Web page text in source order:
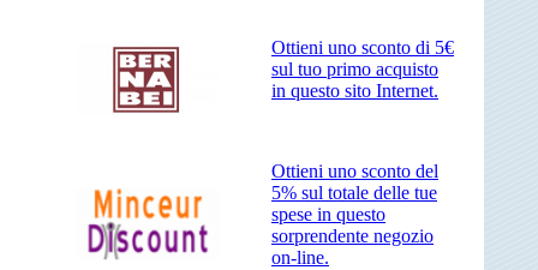
Ottieni uno sconto di 5€
sul tuo primo acquisto
in questo sito Internet.
Ottieni uno sconto del
5% sul totale delle tue
spese in questo
sorprendente negozio
on-line.